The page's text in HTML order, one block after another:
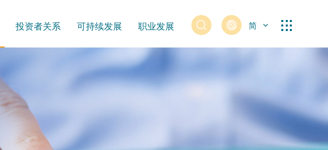
简 
投资者关系 可持续发展 职业发展